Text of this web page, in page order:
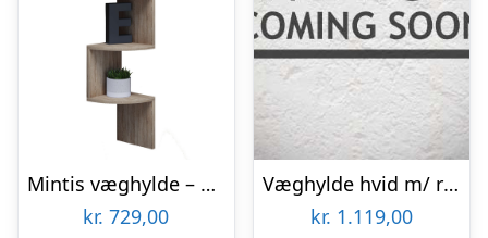
Mintis væghylde – natur træ
kr. 729,00
Væghylde hvid m/ rum – UNIKA – Ib Laursen 60,5×65,5
kr. 1.119,00